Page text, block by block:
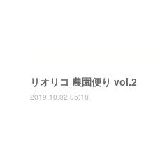
リオリコ 農園便り vol.2
2019.10.02 05:18